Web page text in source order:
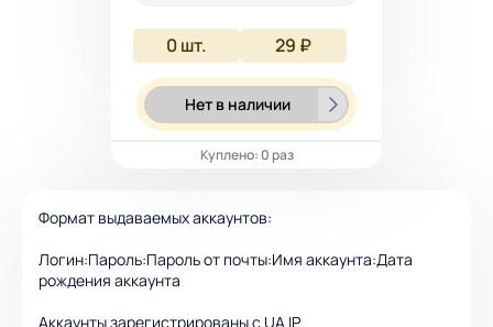
0шт. 29 ₽
Нет в наличии
Куплено: 0 раз
Формат выдаваемых аккаунтов:
Логин:Пароль:Пароль от почты:Имя аккаунта:Дата
рождения аккаунта
Аккаунты зарегистрированы с UA IP.